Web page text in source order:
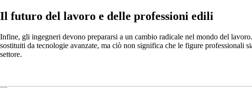
Il futuro del lavoro e delle professioni edili
Infine, gli ingegneri devono prepararsi a un cambio radicale nel mondo del
sostituiti da tecnologie avanzate, ma ciò non significa che le figure professionali
settore.